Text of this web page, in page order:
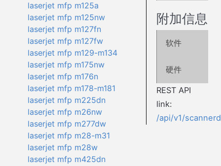
laserjet mfp m125a
laserjet mfp m125nw
laserjet mfp m127fn
laserjet mfp m127fw
laserjet mfp m129-m134
laserjet mfp m175nw
laserjet mfp m176n
laserjet mfp m178-m181
laserjet mfp m225dn
laserjet mfp m26nw
laserjet mfp m277dw
laserjet mfp m28-m31
laserjet mfp m28w
laserjet mfp m425dn
附加信息
软件
硬件
REST API
link:
/api/v1/